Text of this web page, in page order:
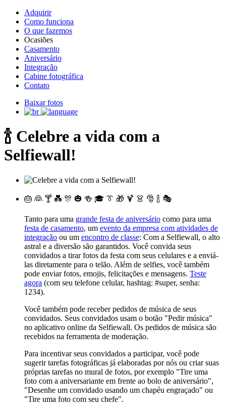
Adquirir
Como funciona
O que fazemos
Ocasiões
Casamento
Aniversário
Integração
Cabine fotográfica
Contato
Baixar fotos
🍾 Celebre a vida com a
Selfiewall!
🎂 👰 🍸 💑 🎊 🎃 🍻 🎓 👔 🎁 🍹 👗 🎅 🍾 🎭
Tanto para uma grande festa de aniversário como para uma
festa de casamento, um evento da empresa com atividades de
integração ou um encontro de classe: Com a Selfiewall, o alto
astral e a diversão são garantidos. Você convida seus
convidados a tirar fotos da festa com seus celulares e a enviá-
las diretamente para o telão. Além de selfies, você também
pode enviar fotos, emojis, felicitações e mensagens. Teste
agora (com seu telefone celular, hashtag: #super, senha:
1234).
Você também pode receber pedidos de música de seus
convidados. Seus convidados usam o botão "Pedir música"
no aplicativo online da Selfiewall. Os pedidos de música são
recebidos na ferramenta de moderação.
Para incentivar seus convidados a participar, você pode
sugerir tarefas fotográficas já elaboradas por nós ou criar suas
próprias tarefas no mural de fotos, por exemplo "Tire uma
foto com a aniversariante em frente ao bolo de aniversário",
"Desenhe um convidado usando um chapéu engraçado" ou
"Tire uma foto com seu chefe".